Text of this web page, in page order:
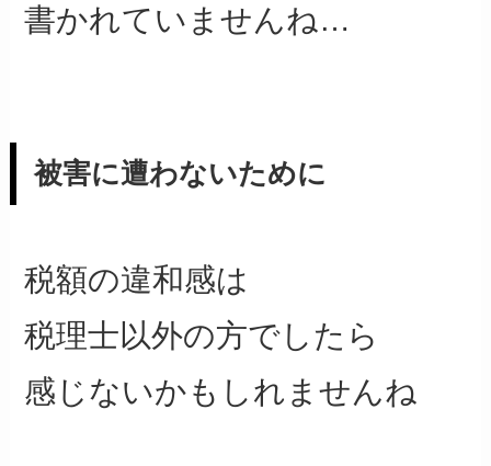
書かれていませんね…
被害に遭わないために
税額の違和感は
税理士以外の方でしたら
感じないかもしれませんね